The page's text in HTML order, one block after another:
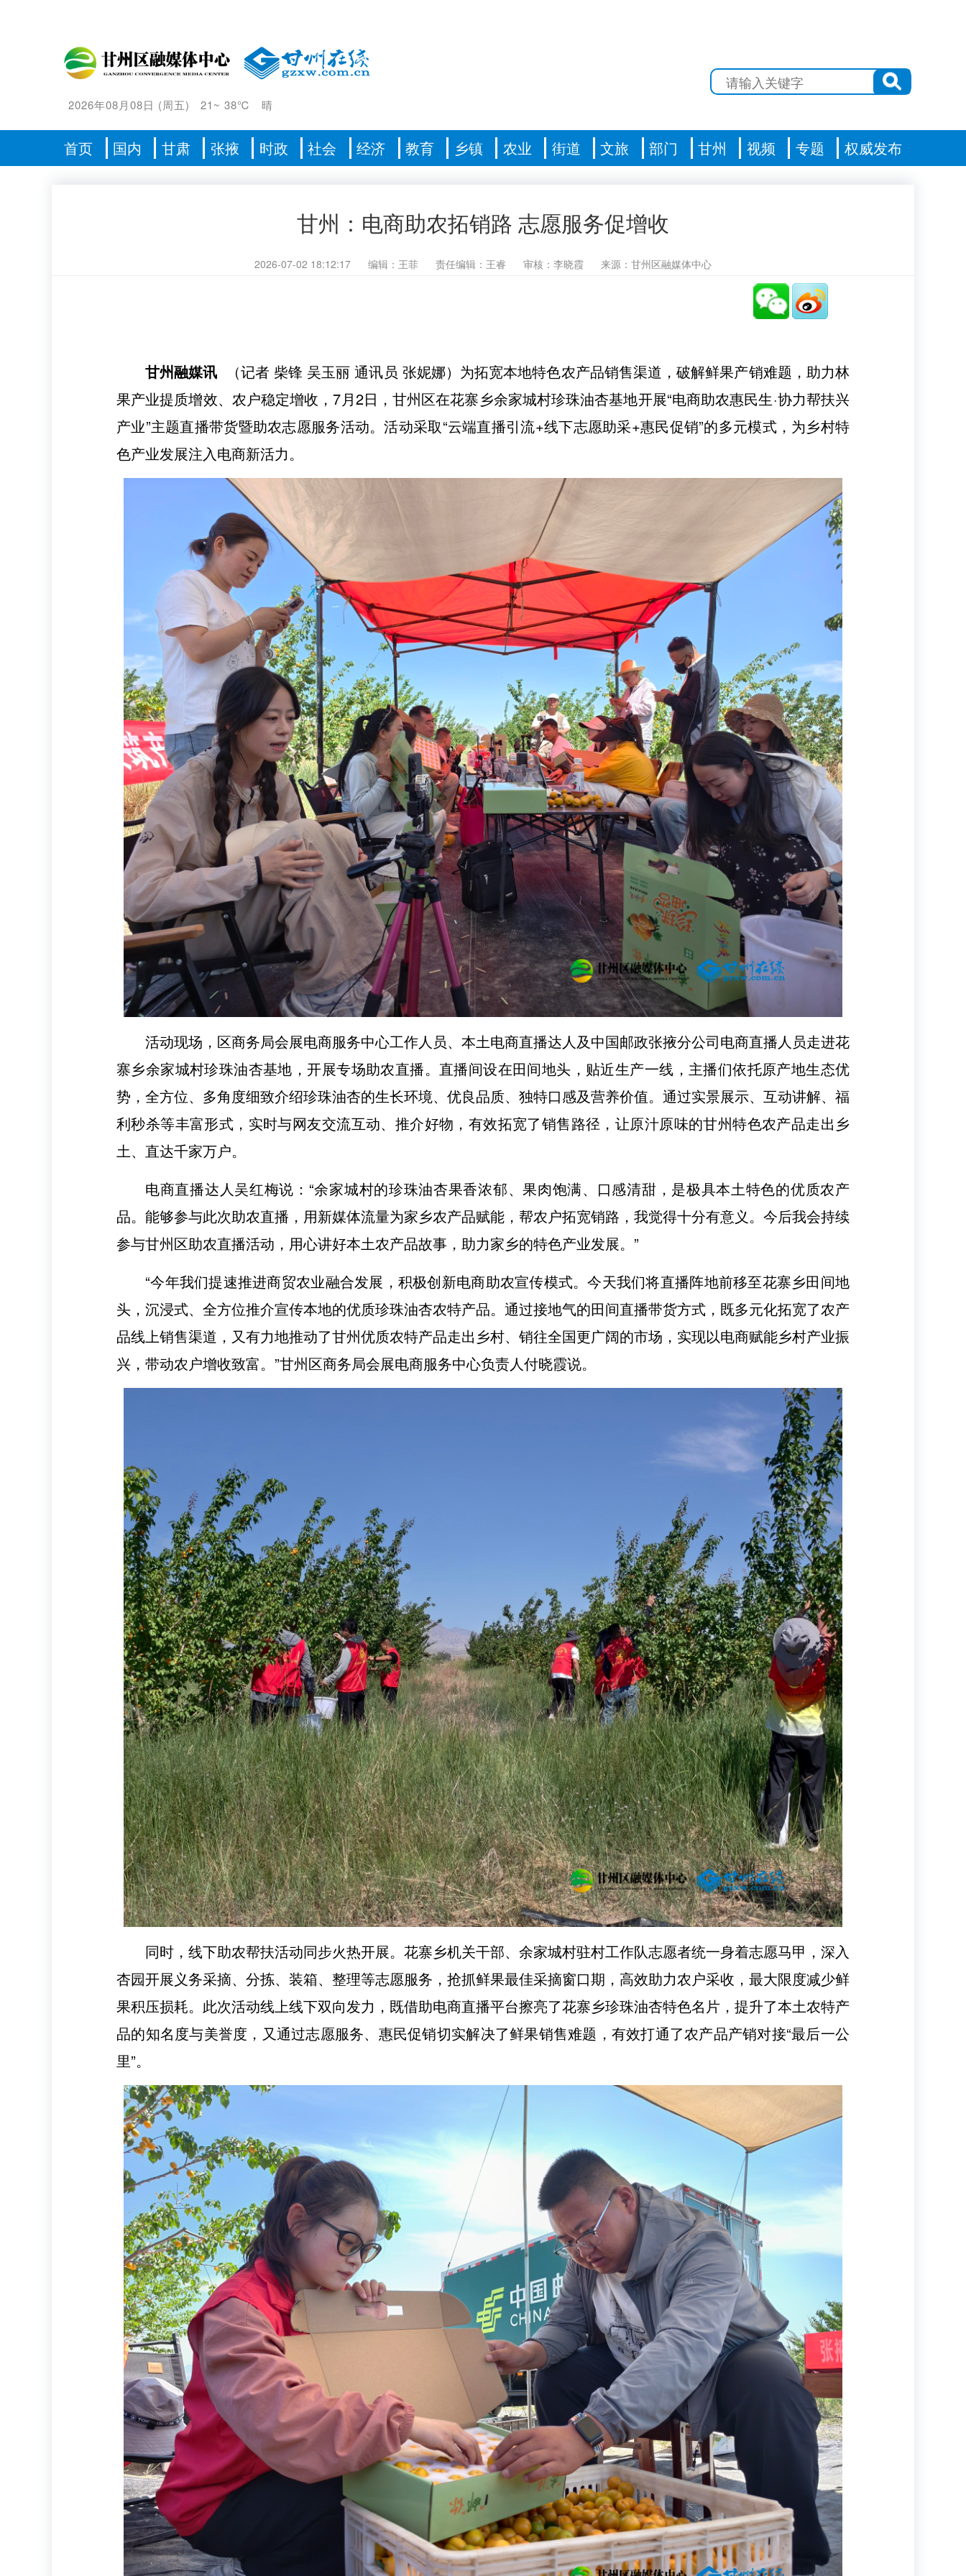
2026年08月08日 (周五) 21~ 38℃ 晴
首页 国内 甘肃 张掖 时政 社会 经济 教育 乡镇 农业 街道 文旅 部门 甘州 视频 专题 权威发布
甘州：电商助农拓销路 志愿服务促增收
2026-07-02 18:12:17 编辑：王菲 责任编辑：王睿 审核：李晓霞 来源：甘州区融媒体中心
甘州融媒讯
（记者 柴锋 吴玉丽 通讯员 张妮娜）为拓宽本地特色农产品销售渠道，破解鲜果产销难题，助力林
果产业提质增效、农户稳定增收，7月2日，甘州区在花寨乡余家城村珍珠油杏基地开展“电商助农惠民生·协力帮扶兴
产业”主题直播带货暨助农志愿服务活动。活动采取“云端直播引流+线下志愿助采+惠民促销”的多元模式，为乡村特
色产业发展注入电商新活力。
活动现场，区商务局会展电商服务中心工作人员、本土电商直播达人及中国邮政张掖分公司电商直播人员走进花
寨乡余家城村珍珠油杏基地，开展专场助农直播。直播间设在田间地头，贴近生产一线，主播们依托原产地生态优
势，全方位、多角度细致介绍珍珠油杏的生长环境、优良品质、独特口感及营养价值。通过实景展示、互动讲解、福
利秒杀等丰富形式，实时与网友交流互动、推介好物，有效拓宽了销售路径，让原汁原味的甘州特色农产品走出乡
土、直达千家万户。
电商直播达人吴红梅说：“余家城村的珍珠油杏果香浓郁、果肉饱满、口感清甜，是极具本土特色的优质农产
品。能够参与此次助农直播，用新媒体流量为家乡农产品赋能，帮农户拓宽销路，我觉得十分有意义。今后我会持续
参与甘州区助农直播活动，用心讲好本土农产品故事，助力家乡的特色产业发展。”
“今年我们提速推进商贸农业融合发展，积极创新电商助农宣传模式。今天我们将直播阵地前移至花寨乡田间地
头，沉浸式、全方位推介宣传本地的优质珍珠油杏农特产品。通过接地气的田间直播带货方式，既多元化拓宽了农产
品线上销售渠道，又有力地推动了甘州优质农特产品走出乡村、销往全国更广阔的市场，实现以电商赋能乡村产业振
兴，带动农户增收致富。”甘州区商务局会展电商服务中心负责人付晓霞说。
同时，线下助农帮扶活动同步火热开展。花寨乡机关干部、余家城村驻村工作队志愿者统一身着志愿马甲，深入
杏园开展义务采摘、分拣、装箱、整理等志愿服务，抢抓鲜果最佳采摘窗口期，高效助力农户采收，最大限度减少鲜
果积压损耗。此次活动线上线下双向发力，既借助电商直播平台擦亮了花寨乡珍珠油杏特色名片，提升了本土农特产
品的知名度与美誉度，又通过志愿服务、惠民促销切实解决了鲜果销售难题，有效打通了农产品产销对接“最后一公
里”。